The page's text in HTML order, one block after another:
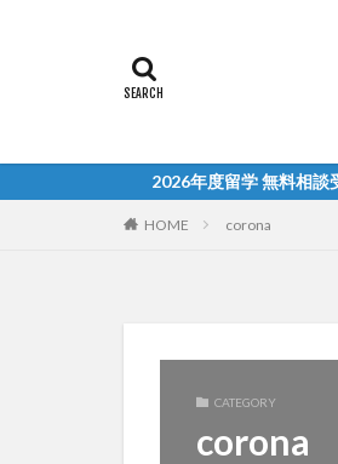
2026年度留学 無料相談受け付け
HOME corona
CATEGORY
corona